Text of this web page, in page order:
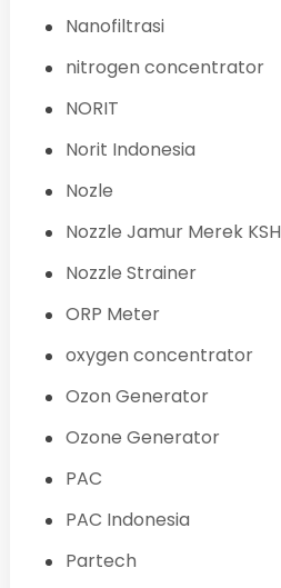
Nanofiltrasi
nitrogen concentrator
NORIT
Norit Indonesia
Nozle
Nozzle Jamur Merek KSH
Nozzle Strainer
ORP Meter
oxygen concentrator
Ozon Generator
Ozone Generator
PAC
PAC Indonesia
Partech